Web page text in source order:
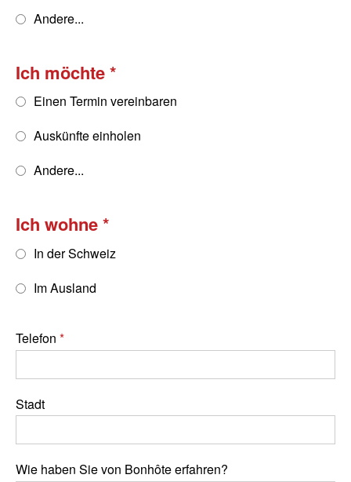
Andere...
Ich möchte
Einen Termin vereinbaren
Auskünfte einholen
Andere...
Ich wohne
In der Schweiz
Im Ausland
Telefon
Stadt
Wie haben Sie von Bonhôte erfahren?